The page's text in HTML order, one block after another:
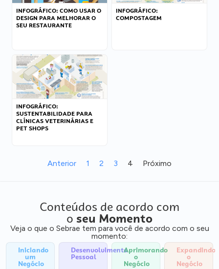
INFOGRÁFICO: COMO USAR O
DESIGN PARA MELHORAR O
SEU RESTAURANTE
INFOGRÁFICO:
COMPOSTAGEM
INFOGRÁFICO:
SUSTENTABILIDADE PARA
CLÍNICAS VETERINÁRIAS E
PET SHOPS
Anterior 1 2 3 4 Próximo
Conteúdos de acordo com
o seu Momento
Veja o que o Sebrae tem para você de acordo com o seu
momento:
Iniciando
um
Negócio
Desenvolvimento
Pessoal
Aprimorando
o
Negócio
Expandindo
o
Negócio